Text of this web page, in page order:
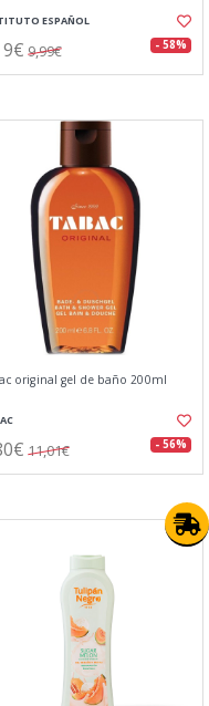
ESPAÑOL
9,99€ - 58%
original gel de baño 200ml
11,01€ - 56%